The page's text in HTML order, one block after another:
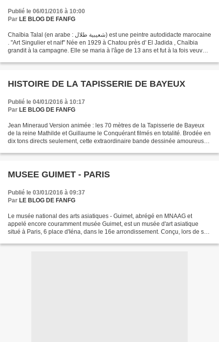
Publié le 06/01/2016 à 10:00
Par LE BLOG DE FANFG
Chaïbia Talal (en arabe : شعيبية طلال) est une peintre autodidacte marocaine
. "Art Singulier et naif" Née en 1929 à Chatou près d' El Jadida , Chaïbia
grandit à la campagne. Elle se maria à l'âge de 13 ans et fut à la fois veuve
HISTOIRE DE LA TAPISSERIE DE BAYEUX
Publié le 04/01/2016 à 10:17
Par LE BLOG DE FANFG
Jean Mineraud Version animée : les 70 mètres de la Tapisserie de Bayeux
de la reine Mathilde et Guillaume le Conquérant filmés en totalité. Brodée en
dix tons directs seulement, cette extraordinaire bande dessinée amoureuse
MUSEE GUIMET - PARIS
Publié le 03/01/2016 à 09:37
Par LE BLOG DE FANFG
Le musée national des arts asiatiques - Guimet, abrégé en MNAAG et
appelé encore couramment musée Guimet, est un musée d'art asiatique
situé à Paris, 6 place d'Iéna, dans le 16e arrondissement. Conçu, lors de sa